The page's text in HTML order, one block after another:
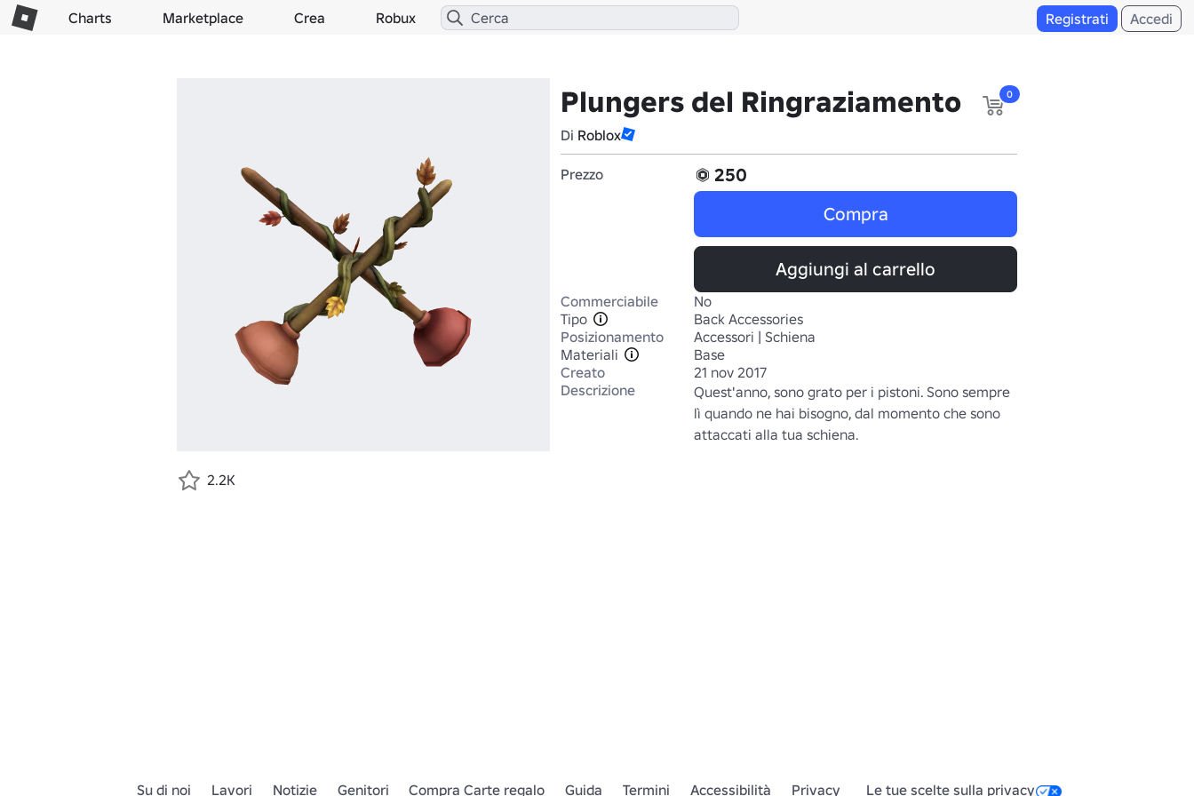
Charts Marketplace Crea Robux Registrati Accedi
Plungers del Ringraziamento
Di Roblox
0
Prezzo
250
Compra
Aggiungi al carrello
Commerciabile
No
Tipo
Back Accessories
Posizionamento
Accessori | Schiena
Materiali
Base
Creato
21 nov 2017
Descrizione
Quest'anno, sono grato per i pistoni. Sono sempre
lì quando ne hai bisogno, dal momento che sono
attaccati alla tua schiena.
2.2K
Su di noi Lavori Notizie Genitori Compra Carte regalo Guida Termini Accessibilità Privacy Le tue scelte sulla privacy